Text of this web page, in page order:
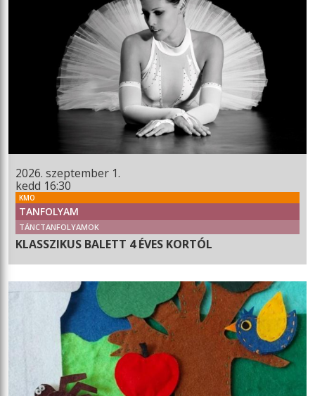
2026. szeptember 1.
kedd 16:30
KMO
TANFOLYAM
TÁNCTANFOLYAMOK
KLASSZIKUS BALETT 4 ÉVES KORTÓL